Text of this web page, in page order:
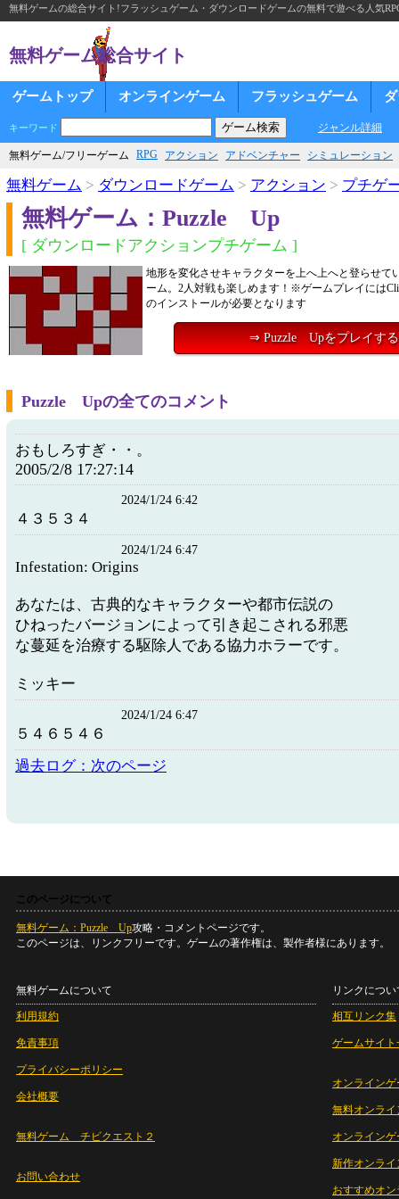
無料ゲームの総合サイト!フラッシュゲーム・ダウンロードゲームの無料で遊べる人気
無料ゲーム総合サイト
ゲームトップ オンラインゲーム フラッシュゲーム
キーワード ジャンル詳細
無料ゲーム/フリーゲーム RPG アクション アドベンチャー シミュレーション
無料ゲーム > ダウンロードゲーム > アクション > プチゲ
無料ゲーム：Puzzle Up
[ ダウンロードアクションプチゲーム ]
地形を変化させキャラクターを上へ上へと登らせて
ーム。2人対戦も楽しめます！※ゲームプレイには
のインストールが必要となります
⇒ Puzzle Upをプレイする
Puzzle Upの全てのコメント
おもしろすぎ・・。
2005/2/8 17:27:14
2024/1/24 6:42
４３５３４
2024/1/24 6:47
Infestation: Origins
あなたは、古典的なキャラクターや都市伝説の
ひねったバージョンによって引き起こされる邪悪
な蔓延を治療する駆除人である協力ホラーです。
ミッキー
2024/1/24 6:47
５４６５４６
過去ログ：次のページ
このページについて
無料ゲーム：Puzzle Up攻略・コメントページです。
このページは、リンクフリーです。ゲームの著作権は、製作者様にあります。
無料ゲームについて
利用規約
免責事項
プライバシーポリシー
会社概要
無料ゲーム チビクエスト２
お問い合わせ
リンクについ
相互リンク集
ゲームサイト
オンラインゲ
無料オンライ
オンライン
新作オンライ
おすすめオ